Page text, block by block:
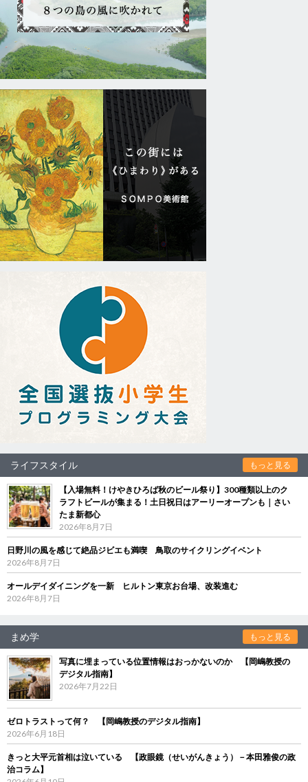
ライフスタイル もっと見る
【入場無料！けやきひろば秋のビール祭り】300種類以上のク
ラフトビールが集まる！土日祝日はアーリーオープンも｜さい
たま新都心
2026年8月7日
日野川の風を感じて絶品ジビエも満喫 鳥取のサイクリングイベント
2026年8月7日
オールデイダイニングを一新 ヒルトン東京お台場、改装進む
2026年8月7日
まめ学 もっと見る
写真に埋まっている位置情報はおっかないのか 【岡嶋教授の
デジタル指南】
2026年7月22日
ゼロトラストって何？ 【岡嶋教授のデジタル指南】
2026年6月18日
きっと大平元首相は泣いている 【政眼鏡（せいがんきょう）－本田雅俊の政
治コラム】